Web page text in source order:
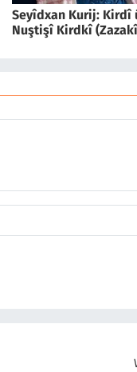
Seyîdxan Kurij: Kirdî
Nuştişî Kirdkî